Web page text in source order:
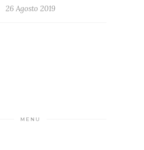
26 Agosto 2019
MENU